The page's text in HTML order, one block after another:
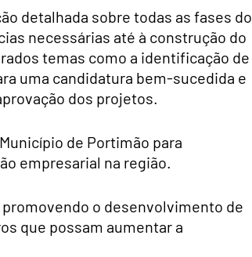
detalhada sobre todas as fases do
necessárias até à construção do
temas como a identificação de
uma candidatura bem-sucedida e
dos projetos.
de Portimão para
empresarial na região.
o desenvolvimento de
que possam aumentar a